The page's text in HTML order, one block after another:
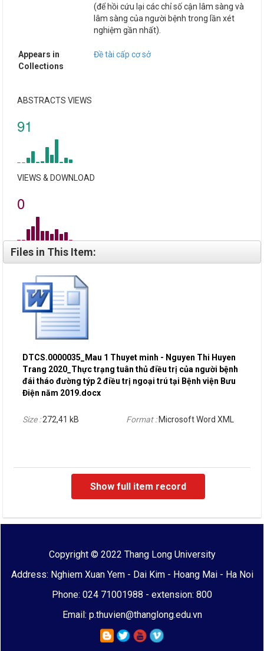
(để hồi cứu lại các chỉ số cận lâm sàng và
lâm sàng của người bệnh trong lần xét
nghiệm gần nhất).
Appears in
Collections
Đề tài cấp cơ sở
ABSTRACTS VIEWS
91
VIEWS & DOWNLOAD
0
Files in This Item:
DTCS.0000035_Mau 1 Thuyet minh - Nguyen Thi Huyen
Trang 2020_Thực trạng tuân thủ điều trị của người bệnh
đái tháo đường týp 2 điều trị ngoại trú tại Bệnh viện Bưu
Điện năm 2019.docx
Size :272,41 kB Format : Microsoft Word XML
Show full item record
Copyright © 2022 Thang Long University
Address: Nghiem Xuan Yem - Dai Kim - Hoang Mai - Ha Noi
Phone: 024 71001988 - extension: 800
Email: p.thuvien@thanglong.edu.vn